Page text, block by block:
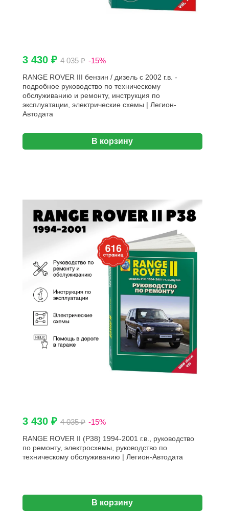
3 430 ₽ 4 035 ₽ -15%
RANGE ROVER III бензин / дизель с 2002 г.в. -
подробное руководство по техническому
обслуживанию и ремонту, инструкция по
эксплуатации, электрические схемы | Легион-
Aвтодата
В корзину
3 430 ₽ 4 035 ₽ -15%
RANGE ROVER II (P38) 1994-2001 г.в., руководство
по ремонту, электросхемы, руководство по
техническому обслуживанию | Легион-Aвтодата
В корзину